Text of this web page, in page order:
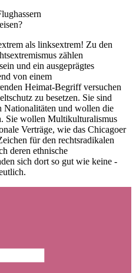
als linksextrem! Zu den
zählen
und ein ausgeprägtes
von einem
Heimat-Begriff versuchen
zu besetzen. Sie sind
Nationalitäten und wollen die
Sie wollen Multikulturalismus
Verträge, wie das Chicagoer
für den rechtsradikalen
deren ethnische
sich dort so gut wie keine -